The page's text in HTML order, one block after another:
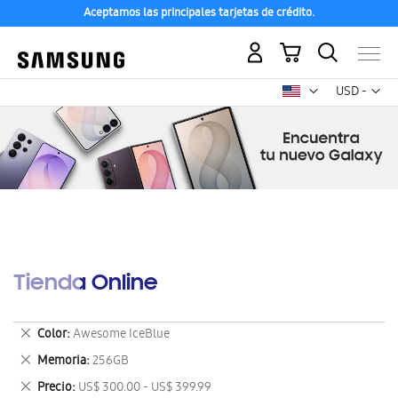
Aceptamos las principales tarjetas de crédito.
USD -
dólar
Mi carrito
Tienda Online
Color Awesome IceBlue
Eliminar
este
artículo
Memoria 256GB
Eliminar
este
Precio US$ 300.00 - US$ 399.99
Eliminar